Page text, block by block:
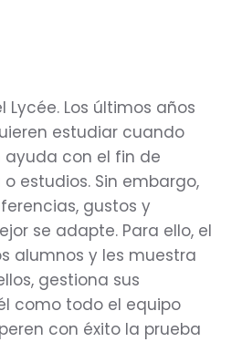
Lycée. Los últimos años
estudiar cuando
ayuda con el fin de
estudios. Sin embargo,
gustos y
se adapte. Para ello, el
alumnos y les muestra
gestiona sus
como todo el equipo
con éxito la prueba